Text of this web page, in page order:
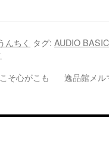
んちく タグ: AUDIO
そ心がこも
逸品館メ